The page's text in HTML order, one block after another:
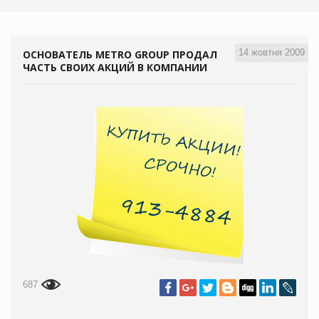
14 жовтня 2009
ОСНОВАТЕЛЬ METRO GROUP ПРОДАЛ
ЧАСТЬ СВОИХ АКЦИЙ В КОМПАНИИ
687